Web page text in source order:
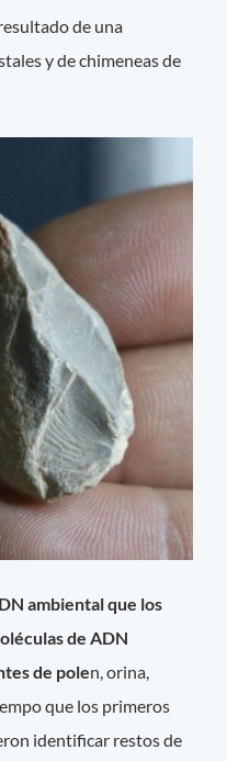
de una
y de chimeneas de
ambiental que los
de ADN
de polen, orina,
que los primeros
identificar restos de